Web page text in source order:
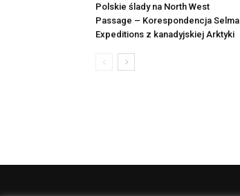
Polskie ślady na North West
Passage – Korespondencja Selma
Expeditions z kanadyjskiej Arktyki